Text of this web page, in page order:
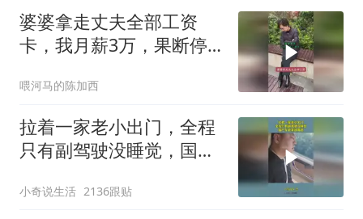
婆婆拿走丈夫全部工资
卡，我月薪3万，果断停
喂河马的陈加西
拉着一家老小出门，全程
只有副驾驶没睡觉，国产
小奇说生活 2136跟贴